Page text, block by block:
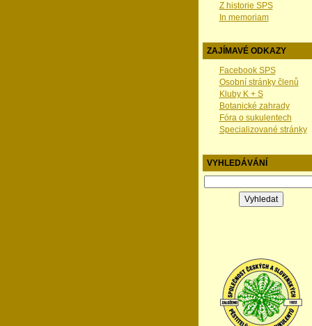
Z historie SPS
In memoriam
ZAJÍMAVÉ ODKAZY
Facebook SPS
Osobní stránky členů
Kluby K + S
Botanické zahrady
Fóra o sukulentech
Specializované stránky
VYHLEDÁVÁNÍ